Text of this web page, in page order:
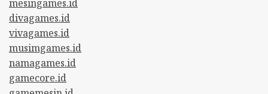
mesingames.id
divagames.id
vivagames.id
musimgames.id
namagames.id
gamecore.id